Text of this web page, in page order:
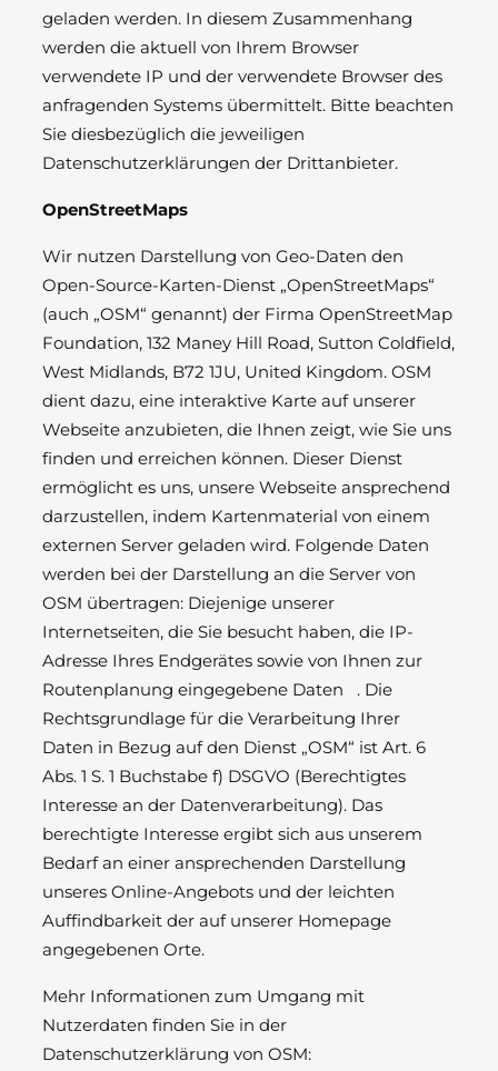
geladen werden. In diesem Zusammenhang
werden die aktuell von Ihrem Browser
verwendete IP und der verwendete Browser des
anfragenden Systems übermittelt. Bitte beachten
Sie diesbezüglich die jeweiligen
Datenschutzerklärungen der Drittanbieter.
OpenStreetMaps
Wir nutzen Darstellung von Geo-Daten den
Open-Source-Karten-Dienst „OpenStreetMaps“
(auch „OSM“ genannt) der Firma OpenStreetMap
Foundation, 132 Maney Hill Road, Sutton Coldfield,
West Midlands, B72 1JU, United Kingdom. OSM
dient dazu, eine interaktive Karte auf unserer
Webseite anzubieten, die Ihnen zeigt, wie Sie uns
finden und erreichen können. Dieser Dienst
ermöglicht es uns, unsere Webseite ansprechend
darzustellen, indem Kartenmaterial von einem
externen Server geladen wird. Folgende Daten
werden bei der Darstellung an die Server von
OSM übertragen: Diejenige unserer
Internetseiten, die Sie besucht haben, die IP-
Adresse Ihres Endgerätes sowie von Ihnen zur
Routenplanung eingegebene Daten . Die
Rechtsgrundlage für die Verarbeitung Ihrer
Daten in Bezug auf den Dienst „OSM“ ist Art. 6
Abs. 1 S. 1 Buchstabe f) DSGVO (Berechtigtes
Interesse an der Datenverarbeitung). Das
berechtigte Interesse ergibt sich aus unserem
Bedarf an einer ansprechenden Darstellung
unseres Online-Angebots und der leichten
Auffindbarkeit der auf unserer Homepage
angegebenen Orte.
Mehr Informationen zum Umgang mit
Nutzerdaten finden Sie in der
Datenschutzerklärung von OSM: